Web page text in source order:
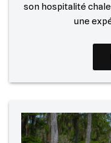
son hospitalité
une